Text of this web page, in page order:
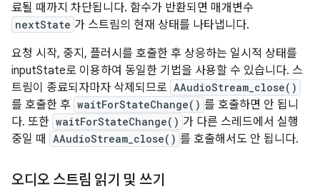
료될 때까지 차단됩니다. 함수가 반환되면 매개변수
nextState 가 스트림의 현재 상태를 나타냅니다.
요청 시작, 중지, 플러시를 호출한 후 상응하는 일시적 상태를
inputState로 이용하여 동일한 기법을 사용할 수 있습니다. 스
트림이 종료되자마자 삭제되므로 AAudioStream_close()
를 호출한 후 waitForStateChange() 를 호출하면 안 됩니
다. 또한 waitForStateChange() 가 다른 스레드에서 실행
중일 때
AAudioStream_close() 를 호출해서도 안 됩니다.
오디오 스트림 읽기 및 쓰기